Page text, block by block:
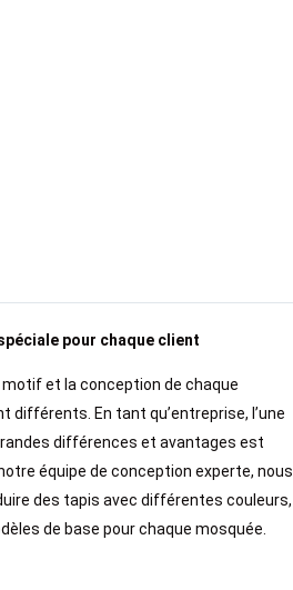
pour chaque client
motif et la conception de chaque
différents. En tant qu’entreprise, l’une
différences et avantages est
équipe de conception experte, nous
des tapis avec différentes couleurs,
de base pour chaque mosquée.